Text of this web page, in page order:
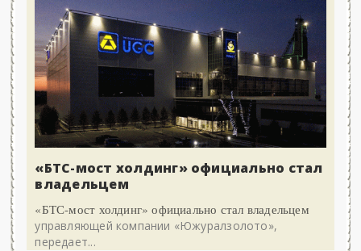
«БТС-мост холдинг» официально стал
владельцем
«БТС-мост холдинг» официально стал владельцем
управляющей компании «Южуралзолото»,
передает...